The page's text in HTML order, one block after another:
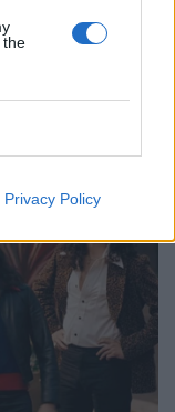
the
Privacy Policy